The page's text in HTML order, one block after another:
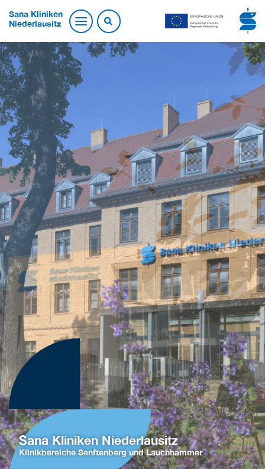
Sana Kliniken
Niederlausitz
Sana Kliniken Niederlausitz
Klinikbereiche Senftenberg und Lauchhammer